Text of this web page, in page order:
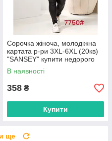
Сорочка жіноча, молодіжна
картата р-ри 3XL-6XL (20кв)
"SANSEY" купити недорого
від прямого постачальника
В наявності
358 ₴
Купити
ще